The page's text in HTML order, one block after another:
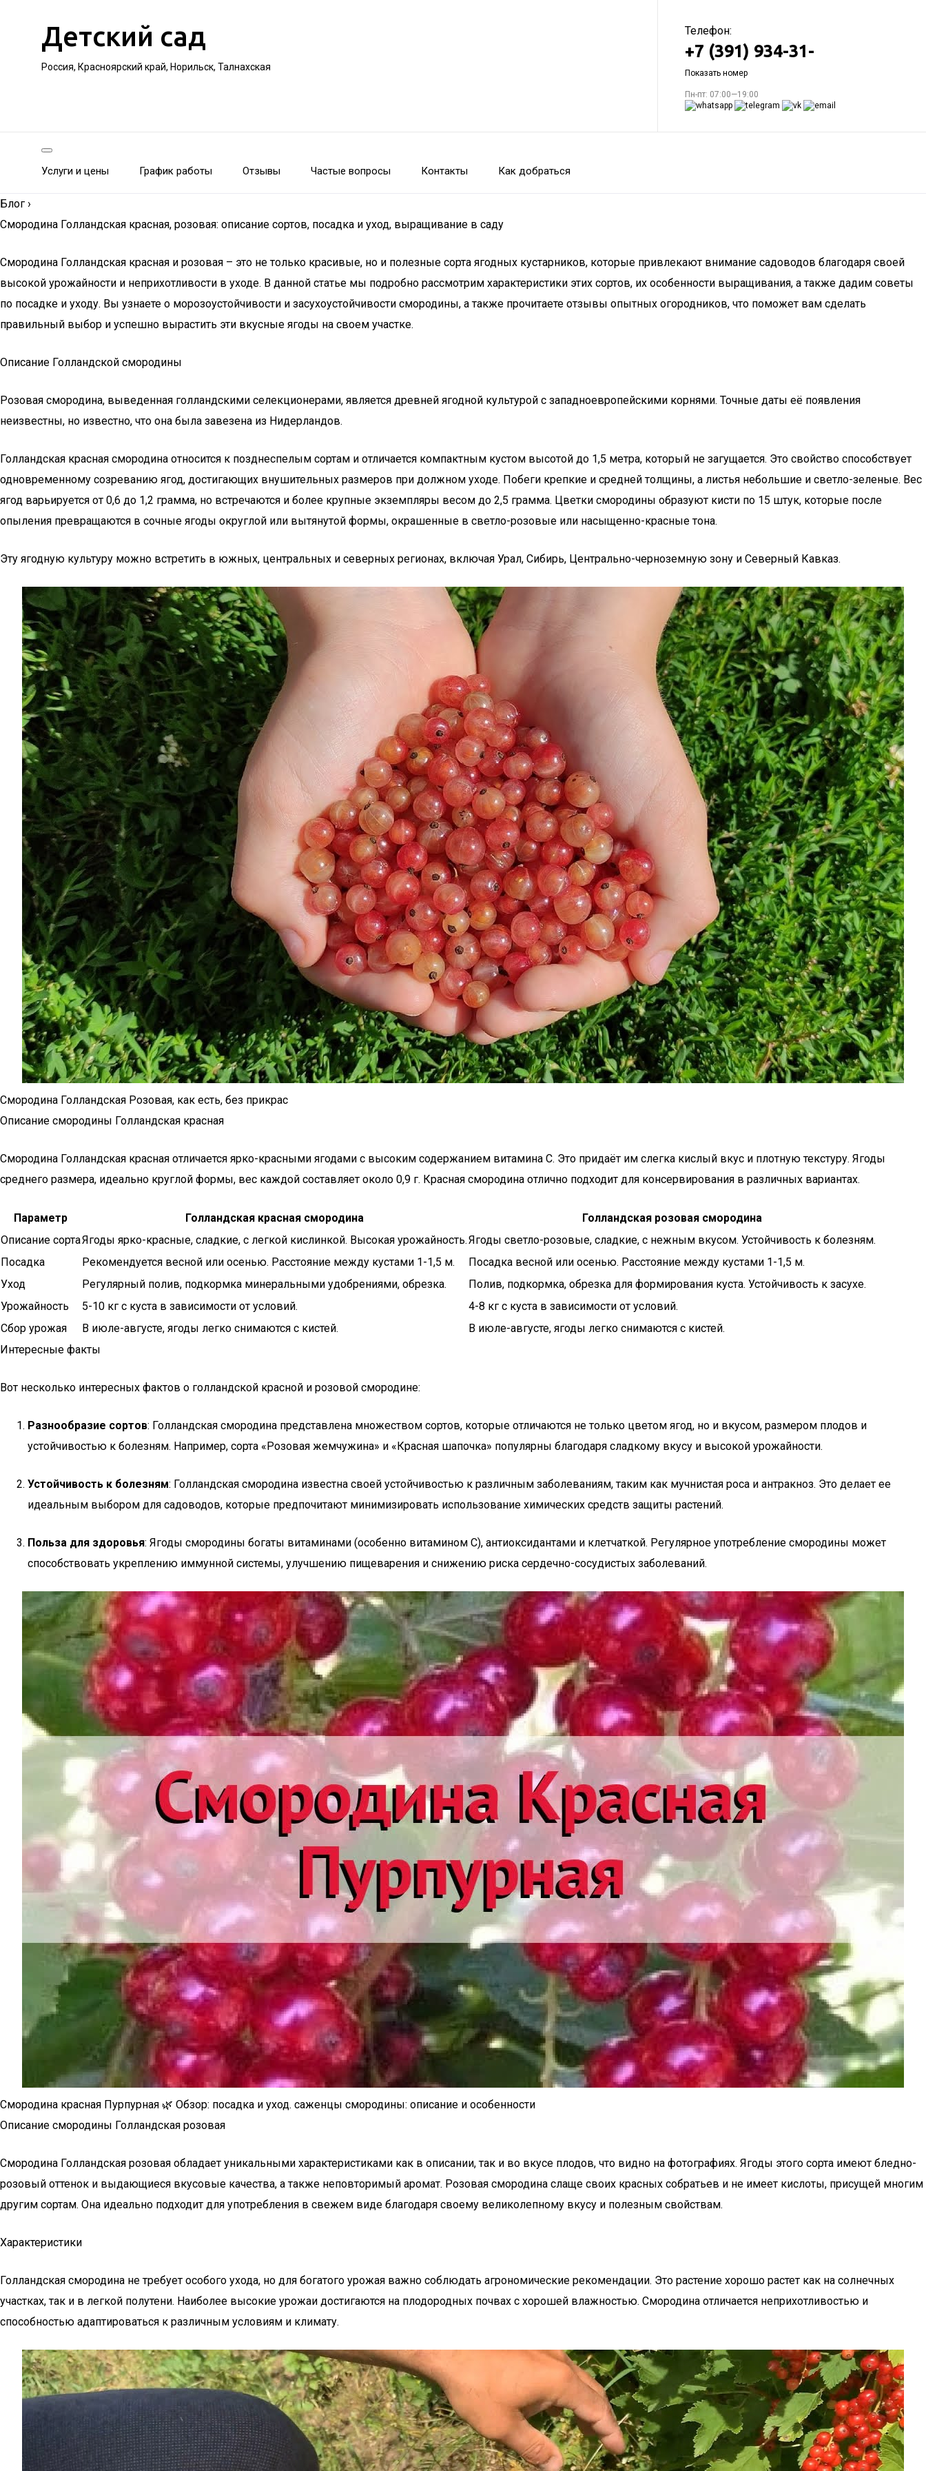
Детский сад
Россия, Красноярский край, Норильск, Талнахская
Телефон:
+7 (391) 934-31-
Показать номер
Пн-пт: 07:00—19:00
Услуги и цены График работы Отзывы Частые вопросы Контакты Как добраться
Блог ›
Смородина Голландская красная, розовая: описание сортов, посадка и уход, выращивание в саду
Смородина Голландская красная и розовая – это не только красивые, но и полезные сорта ягодных кустарников, которые привлекают внимание садоводов благодаря своей
высокой урожайности и неприхотливости в уходе. В данной статье мы подробно рассмотрим характеристики этих сортов, их особенности выращивания, а также дадим советы
по посадке и уходу. Вы узнаете о морозоустойчивости и засухоустойчивости смородины, а также прочитаете отзывы опытных огородников, что поможет вам сделать
правильный выбор и успешно вырастить эти вкусные ягоды на своем участке.
Описание Голландской смородины
Розовая смородина, выведенная голландскими селекционерами, является древней ягодной культурой с западноевропейскими корнями. Точные даты её появления
неизвестны, но известно, что она была завезена из Нидерландов.
Голландская красная смородина относится к позднеспелым сортам и отличается компактным кустом высотой до 1,5 метра, который не загущается. Это свойство способствует
одновременному созреванию ягод, достигающих внушительных размеров при должном уходе. Побеги крепкие и средней толщины, а листья небольшие и светло-зеленые. Вес
ягод варьируется от 0,6 до 1,2 грамма, но встречаются и более крупные экземпляры весом до 2,5 грамма. Цветки смородины образуют кисти по 15 штук, которые после
опыления превращаются в сочные ягоды округлой или вытянутой формы, окрашенные в светло-розовые или насыщенно-красные тона.
Эту ягодную культуру можно встретить в южных, центральных и северных регионах, включая Урал, Сибирь, Центрально-черноземную зону и Северный Кавказ.
Смородина Голландская Розовая, как есть, без прикрас
Описание смородины Голландская красная
Смородина Голландская красная отличается ярко-красными ягодами с высоким содержанием витамина C. Это придаёт им слегка кислый вкус и плотную текстуру. Ягоды
среднего размера, идеально круглой формы, вес каждой составляет около 0,9 г. Красная смородина отлично подходит для консервирования в различных вариантах.
Параметр Голландская красная смородина
Голландская розовая смородина
Описание сортаЯгоды ярко-красные, сладкие, с легкой кислинкой. Высокая урожайность.Ягоды светло-розовые, сладкие, с нежным вкусом. Устойчивость к болезням.
Посадка
Рекомендуется весной или осенью. Расстояние между кустами 1-1,5 м.
Посадка весной или осенью. Расстояние между кустами 1-1,5 м.
Уход
Регулярный полив, подкормка минеральными удобрениями, обрезка.
Полив, подкормка, обрезка для формирования куста. Устойчивость к засухе.
Урожайность
5-10 кг с куста в зависимости от условий.
4-8 кг с куста в зависимости от условий.
Сбор урожая
В июле-августе, ягоды легко снимаются с кистей.
В июле-августе, ягоды легко снимаются с кистей.
Интересные факты
Вот несколько интересных фактов о голландской красной и розовой смородине:
Разнообразие сортов: Голландская смородина представлена множеством сортов, которые отличаются не только цветом ягод, но и вкусом, размером плодов и
устойчивостью к болезням. Например, сорта «Розовая жемчужина» и «Красная шапочка» популярны благодаря сладкому вкусу и высокой урожайности.
Устойчивость к болезням: Голландская смородина известна своей устойчивостью к различным заболеваниям, таким как мучнистая роса и антракноз. Это делает ее
идеальным выбором для садоводов, которые предпочитают минимизировать использование химических средств защиты растений.
Польза для здоровья: Ягоды смородины богаты витаминами (особенно витамином C), антиоксидантами и клетчаткой. Регулярное употребление смородины может
способствовать укреплению иммунной системы, улучшению пищеварения и снижению риска сердечно-сосудистых заболеваний.
Смородина красная Пурпурная 🌿 Обзор: посадка и уход. саженцы смородины: описание и особенности
Описание смородины Голландская розовая
Смородина Голландская розовая обладает уникальными характеристиками как в описании, так и во вкусе плодов, что видно на фотографиях. Ягоды этого сорта имеют бледно-
розовый оттенок и выдающиеся вкусовые качества, а также неповторимый аромат. Розовая смородина слаще своих красных собратьев и не имеет кислоты, присущей многим
другим сортам. Она идеально подходит для употребления в свежем виде благодаря своему великолепному вкусу и полезным свойствам.
Характеристики
Голландская смородина не требует особого ухода, но для богатого урожая важно соблюдать агрономические рекомендации. Это растение хорошо растет как на солнечных
участках, так и в легкой полутени. Наиболее высокие урожаи достигаются на плодородных почвах с хорошей влажностью. Смородина отличается неприхотливостью и
способностью адаптироваться к различным условиям и климату.